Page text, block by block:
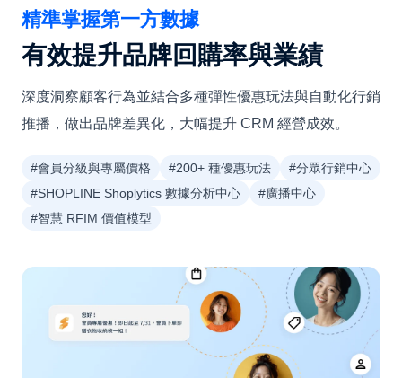
精準掌握第一方數據
有效提升品牌回購率與業績
深度洞察顧客行為並結合多種彈性優惠玩法與自動化行銷
推播，做出品牌差異化，大幅提升 CRM 經營成效。
#會員分級與專屬價格 #200+ 種優惠玩法
#分眾行銷中心
#SHOPLINE Shoplytics 數據分析中心
#廣播中心
#智慧 RFIM 價值模型